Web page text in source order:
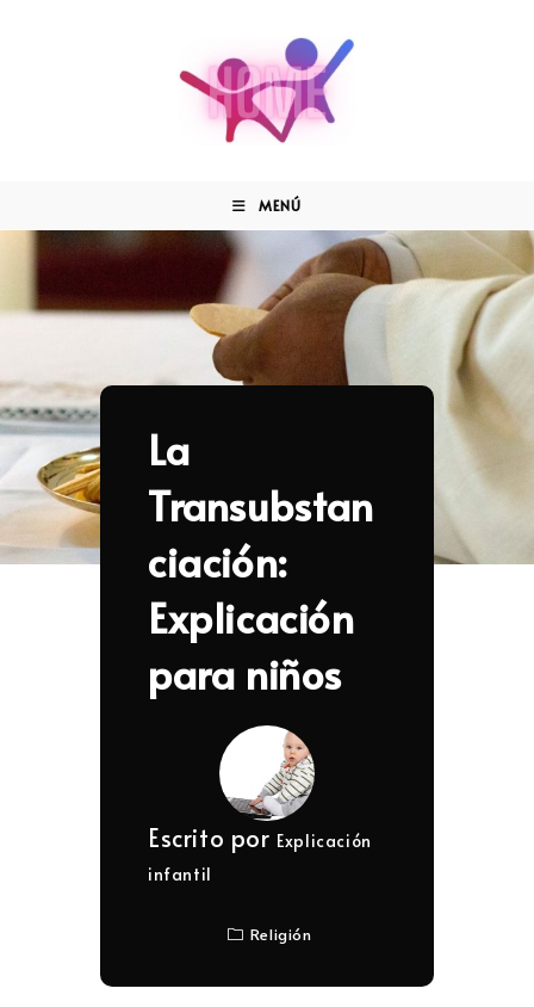
MENÚ
La
Transubstan
ciación:
Explicación
para niños
Escrito por Explicación
infantil
Religión